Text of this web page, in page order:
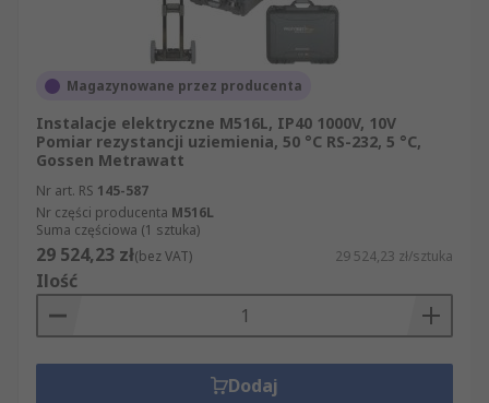
Magazynowane przez producenta
Instalacje elektryczne M516L, IP40 1000V, 10V
Pomiar rezystancji uziemienia, 50 °C RS-232, 5 °C,
Gossen Metrawatt
Nr art. RS 145-587
Nr części producenta M516L
Suma częściowa (1 sztuka)
29 524,23 zł(bez VAT) 29 524,23 zł/sztuka
Ilość
Dodaj